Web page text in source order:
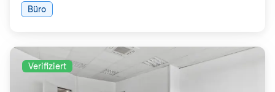
Büro
Verifiziert